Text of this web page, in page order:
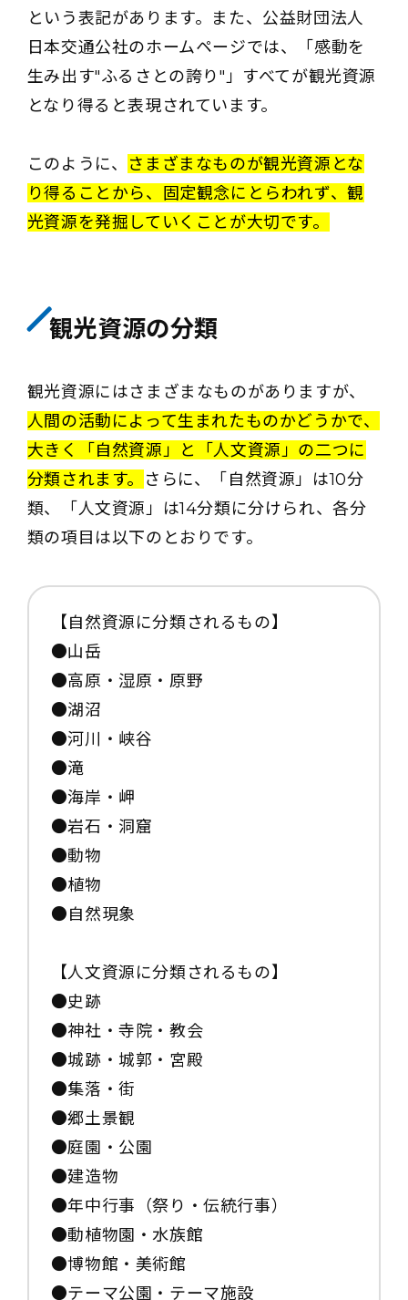
という表記があります。また、公益財団法人
日本交通公社のホームページでは、「感動を
生み出す"ふるさとの誇り"」すべてが観光資源
となり得ると表現されています。
このように、
さまざまなものが観光資源とな
り得ることから、固定観念にとらわれず、観
光資源を発掘していくことが大切です。
観光資源の分類
観光資源にはさまざまなものがありますが、
人間の活動によって生まれたものかどうかで、
大きく「自然資源」と「人文資源」の二つに
分類されます。
さらに、「自然資源」は10分
類、「人文資源」は14分類に分けられ、各分
類の項目は以下のとおりです。
【自然資源に分類されるもの】
●山岳
●高原・湿原・原野
●湖沼
●河川・峡谷
●滝
●海岸・岬
●岩石・洞窟
●動物
●植物
●自然現象
【人文資源に分類されるもの】
●史跡
●神社・寺院・教会
●城跡・城郭・宮殿
●集落・街
●郷土景観
●庭園・公園
●建造物
●年中行事（祭り・伝統行事）
●動植物園・水族館
●博物館・美術館
●テーマ公園・テーマ施設